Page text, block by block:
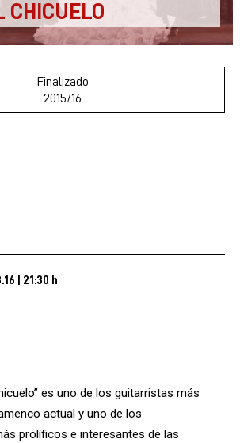
CHICUELO
Finalizado
2015/16
21:30 h
es uno de los guitarristas más
actual y uno de los
prolíficos e interesantes de las